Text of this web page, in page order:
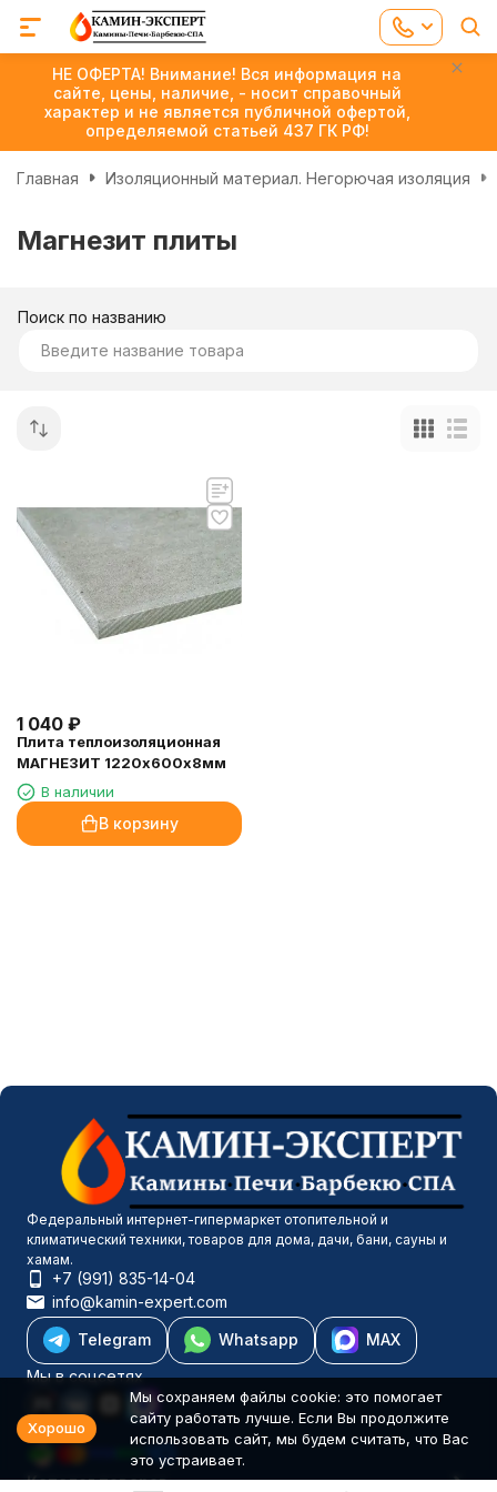
НЕ ОФЕРТА! Внимание! Вся информация на
сайте, цены, наличие, - носит справочный
характер и не является публичной офертой,
определяемой статьей 437 ГК РФ!
Главная Изоляционный материал. Негорючая изоляция
Магнезит плиты
Поиск по названию
1 040 ₽
Плита теплоизоляционная
МАГНЕЗИТ 1220х600х8мм
В наличии
В корзину
Федеральный интернет-гипермаркет отопительной и
климатический техники, товаров для дома, дачи, бани, сауны и
хамам.
+7 (991) 835-14-04
info@kamin-expert.com
Telegram
Whatsapp
MAX
Мы в соцсетях
Каталог товаров
Хорошо
Мы сохраняем файлы cookie: это помогает
сайту работать лучше. Если Вы продолжите
использовать сайт, мы будем считать, что Вас
это устраивает.